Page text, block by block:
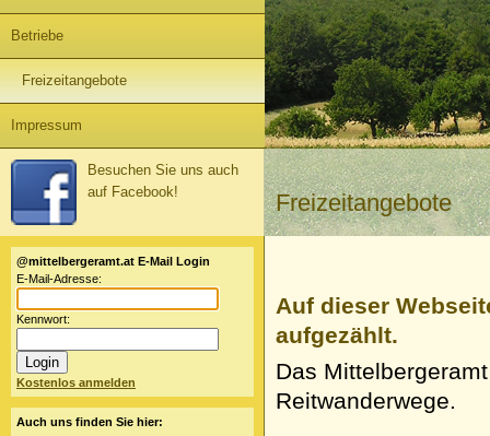
Besuchen Sie uns auch
auf Facebook!
Freizeitangebote
Betriebe
Freizeitangebote
Impressum
@mittelbergeramt.at E-Mail Login
E-Mail-Adresse:
Kennwort:
Kostenlos anmelden
Auch uns finden Sie hier:
Auf dieser
aufgezählt.
Das
Reitwanderwege.